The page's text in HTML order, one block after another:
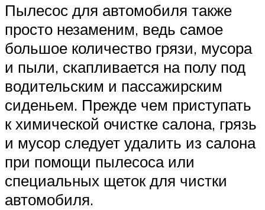
Пылесос для автомобиля также
просто незаменим, ведь самое
большое количество грязи, мусора
и пыли, скапливается на полу под
водительским и пассажирским
сиденьем. Прежде чем приступать
к химической очистке салона, грязь
и мусор следует удалить из салона
при помощи пылесоса или
специальных щеток для чистки
автомобиля.